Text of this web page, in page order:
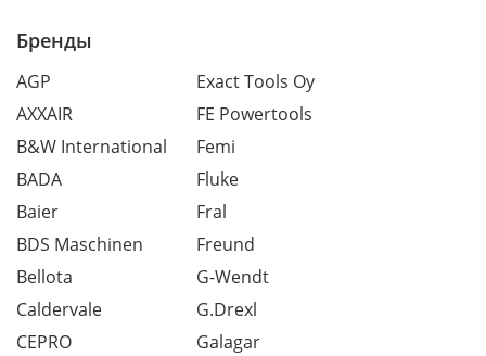
Бренды
AGP
AXXAIR
B&W International
BADA
Baier
BDS Maschinen
Bellota
Caldervale
CEPRO
Exact Tools Oy
FE Powertools
Femi
Fluke
Fral
Freund
G-Wendt
G.Drexl
Galagar